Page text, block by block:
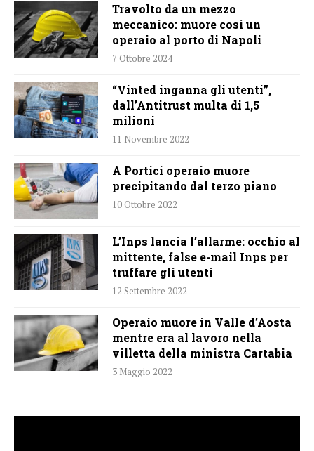
Travolto da un mezzo
meccanico: muore così un
operaio al porto di Napoli
7 Ottobre 2024
“Vinted inganna gli utenti”,
dall’Antitrust multa di 1,5
milioni
11 Novembre 2022
A Portici operaio muore
precipitando dal terzo piano
10 Ottobre 2022
L’Inps lancia l’allarme: occhio al
mittente, false e-mail Inps per
truffare gli utenti
12 Settembre 2022
Operaio muore in Valle d’Aosta
mentre era al lavoro nella
villetta della ministra Cartabia
3 Maggio 2022